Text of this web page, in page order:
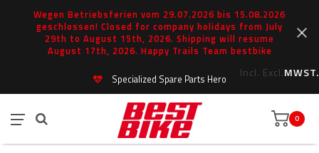
Wegen Betriebsferien vom 29.07.2026 bis 15.08.2026
geschlossen! Closed for company holidays from July
29th to August 15th, 2026. Shipping will resume
August 17th, 2026. Happy Trails Team bestbike
Incl. Excl.MWST.
Specialized Spare Parts Hero
0